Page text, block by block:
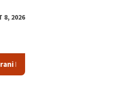
8, 2026
dan Merawat Demokrasi